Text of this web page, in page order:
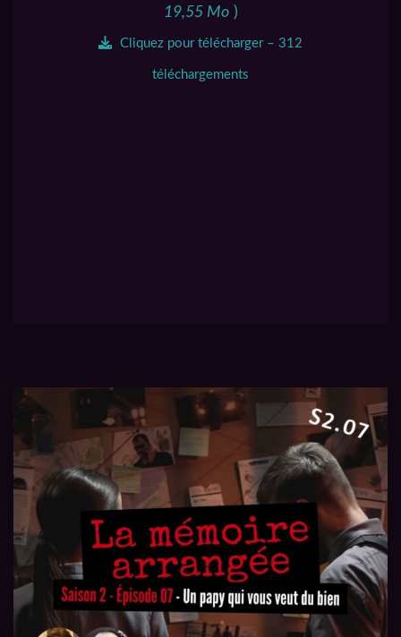
19,55 Mo )
Cliquez pour télécharger – 312
téléchargements